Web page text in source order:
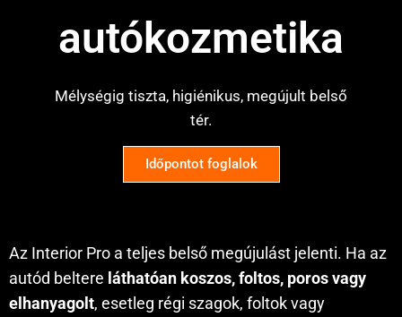
autókozmetika
Mélységig tiszta, higiénikus, megújult belső
tér.
Időpontot foglalok
Az Interior Pro a teljes belső megújulást jelenti. Ha az
autód beltere láthatóan koszos, foltos, poros vagy
elhanyagolt, esetleg régi szagok, foltok vagy